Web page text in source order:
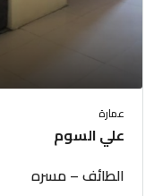
عمارة
علي السوم
الطائف – مسره